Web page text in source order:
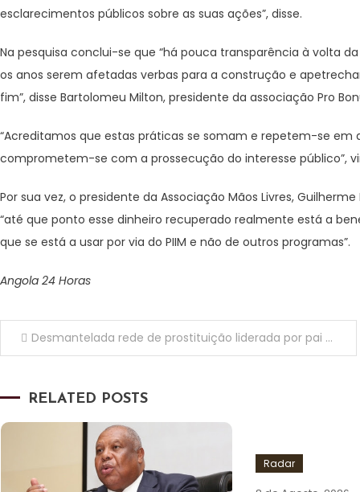
esclarecimentos públicos sobre as suas ações”, disse.
Na pesquisa conclui-se que “há pouca transparência à volta
os anos serem afetadas verbas para a construção e
fim”, disse Bartolomeu Milton, presidente da associação Pro
“Acreditamos que estas práticas se somam e repetem-se
comprometem-se com a prossecução do interesse público”,
Por sua vez, o presidente da Associação Mãos Livres,
“até que ponto esse dinheiro recuperado realmente está a
que se está a usar por via do PIIM e não de outros programas”.
Angola 24 Horas
Navegação
artigos
Desmantelada rede de prostituição liderada por pai e filho no Bengo
RELATED POSTS
Radar